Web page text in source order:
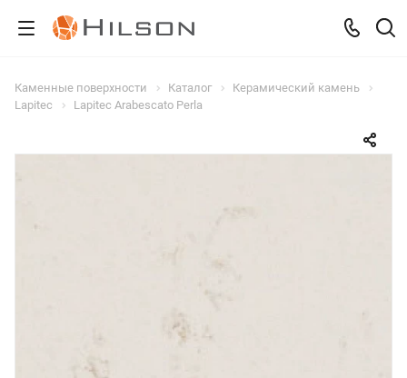
Каменные поверхности Каталог
Керамический камень
Lapitec
Lapitec Arabescato Perla